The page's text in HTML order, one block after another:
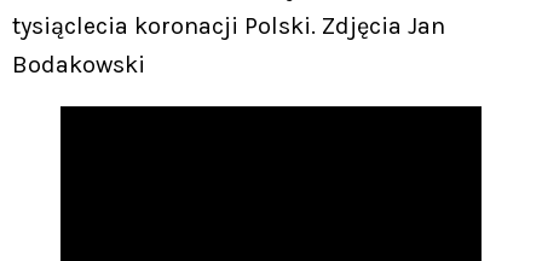
tysiąclecia koronacji Polski. Zdjęcia Jan
Bodakowski